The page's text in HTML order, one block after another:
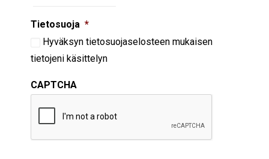
Tietosuoja *
Hyväksyn tietosuojaselosteen mukaisen
tietojeni käsittelyn
CAPTCHA